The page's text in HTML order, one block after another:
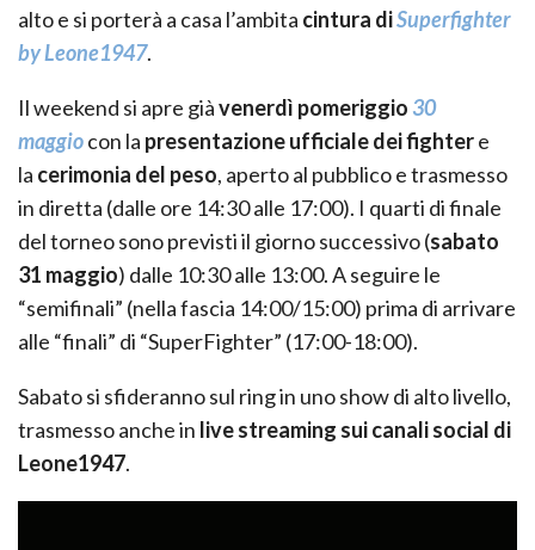
alto e si porterà a casa l’ambita cintura diSuperfighter
byLeone1947.
Il weekend si apre giàvenerdì pomeriggio 30
maggiocon la presentazione ufficiale dei fightere
la cerimonia del peso, aperto al pubblico e trasmesso
in diretta (dalle ore 14:30 alle 17:00). I quarti di finale
del torneo sono previsti il giorno successivo (sabato
31 maggio) dalle 10:30 alle 13:00. A seguire le
“semifinali” (nella fascia 14:00/15:00) prima di arrivare
alle “finali” di “SuperFighter” (17:00-18:00).
Sabato si sfideranno sul ring in uno show di alto livello,
trasmesso anche in live streaming sui canali social di
Leone1947.